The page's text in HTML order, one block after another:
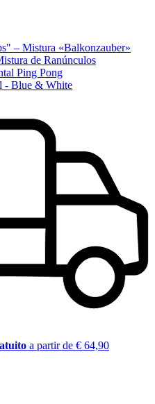
– Mistura «Balkonzauber»
de Ranúnculos
Ping Pong
- Blue & White
a partir de € 64,90